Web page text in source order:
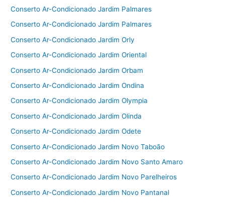
Conserto Ar-Condicionado Jardim Palmares
Conserto Ar-Condicionado Jardim Palmares
Conserto Ar-Condicionado Jardim Orly
Conserto Ar-Condicionado Jardim Oriental
Conserto Ar-Condicionado Jardim Orbam
Conserto Ar-Condicionado Jardim Ondina
Conserto Ar-Condicionado Jardim Olympia
Conserto Ar-Condicionado Jardim Olinda
Conserto Ar-Condicionado Jardim Odete
Conserto Ar-Condicionado Jardim Novo Taboão
Conserto Ar-Condicionado Jardim Novo Santo Amaro
Conserto Ar-Condicionado Jardim Novo Parelheiros
Conserto Ar-Condicionado Jardim Novo Pantanal